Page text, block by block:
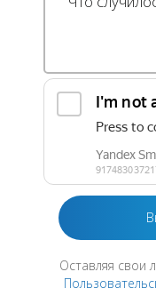
Оставляя свои